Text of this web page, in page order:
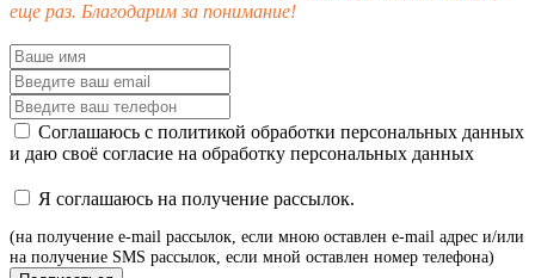
еще раз. Благодарим за понимание!
Соглашаюсь с политикой обработки персональных данных
и даю своё согласие на обработку персональных данных
Я соглашаюсь на получение рассылок.
(на получение e-mail рассылок, если мною оставлен e-mail адрес и/или
на получение SMS рассылок, если мной оставлен номер телефона)